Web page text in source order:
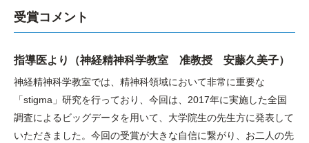
受賞コメント
指導医より（神経精神科学教室 准教授 安藤久美子）
神経精神科学教室では、精神科領域において非常に重要な
「stigma」研究を行っており、今回は、2017年に実施した全国
調査によるビッグデータを用いて、大学院生の先生方に発表して
いただきました。今回の受賞が大きな自信に繋がり、お二人の先